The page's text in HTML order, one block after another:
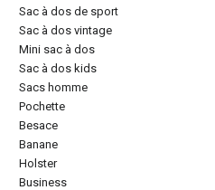
sac à dos de sport
sac à dos vintage
mini sac à dos
sac à dos kids
sacs homme
pochette
besace
banane
holster
business